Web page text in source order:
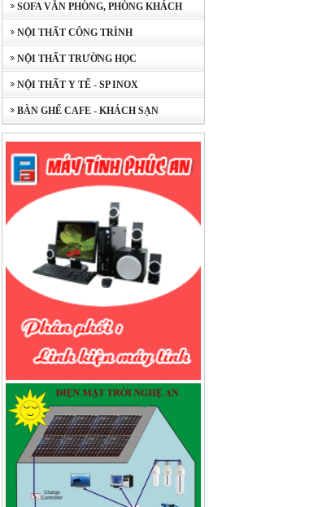
SOFA VĂN PHÒNG, PHÒNG KHÁCH
NỘI THẤT CÔNG TRÌNH
NỘI THẤT TRƯỜNG HỌC
NỘI THẤT Y TẾ - SP INOX
BÀN GHẾ CAFE - KHÁCH SẠN